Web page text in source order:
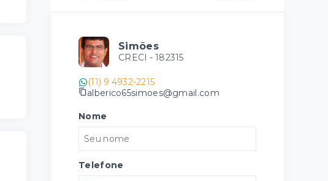
Simões
CRECI - 182315
(11) 9 4932-2215
alberico65simoes@gmail.com
Nome
Telefone